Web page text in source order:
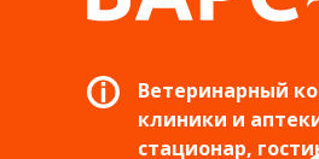
Ветеринарный
клиники и
стационар,